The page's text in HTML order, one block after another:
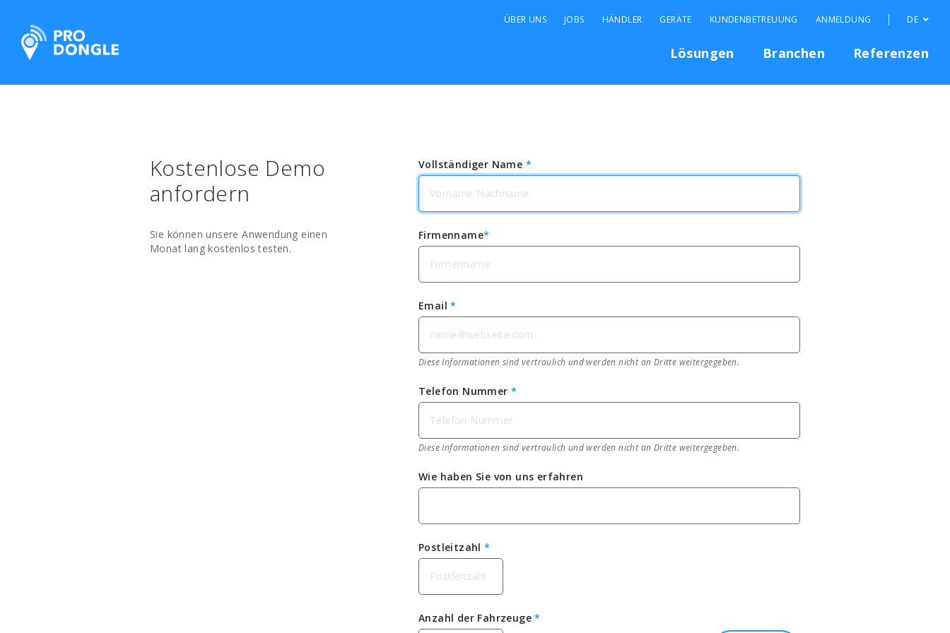
ProDongle Track & Trace
Lösungen Branchen Referenzen
ÜBER UNS JOBS HÄNDLER GERÄTE KUNDENBETREUUNG ANMELDUNG DE
Kostenlose Demo
anfordern
Sie können unsere Anwendung einen
Monat lang kostenlos testen.
Vollständiger Name *
Firmenname*
Email*
Diese Informationen sind vertraulich und werden nicht an Dritte weitergegeben.
Telefon Nummer*
Diese Informationen sind vertraulich und werden nicht an Dritte weitergegeben.
Wie haben Sie von uns erfahren
Postleitzahl*
Anzahl der Fahrzeuge*